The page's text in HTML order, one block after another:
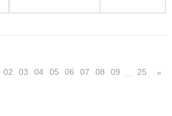
02 03 04 05 06 07 08 09 25 »